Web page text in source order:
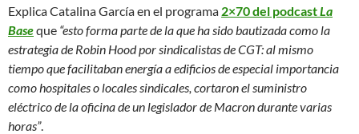
Explica Catalina García en el programa 2×70 del podcastLa
Baseque “esto forma parte de la que ha sido bautizada como la
estrategia de Robin Hood por sindicalistas de CGT: al mismo
tiempo que facilitaban energía a edificios de especial importancia
como hospitales o locales sindicales, cortaron el suministro
eléctrico de la oficina de un legislador de Macron durante varias
horas”.